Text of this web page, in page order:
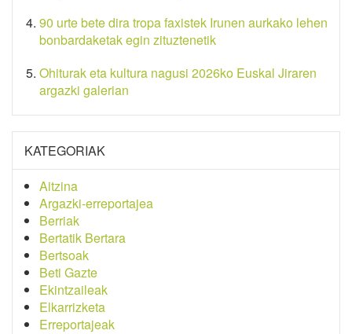
90 urte bete dira tropa faxistek Irunen aurkako lehen
bonbardaketak egin zituztenetik
Ohiturak eta kultura nagusi 2026ko Euskal Jiraren
argazki galerian
KATEGORIAK
Aitzina
Argazki-erreportajea
Berriak
Bertatik Bertara
Bertsoak
Beti Gazte
Ekintzaileak
Elkarrizketa
Erreportajeak